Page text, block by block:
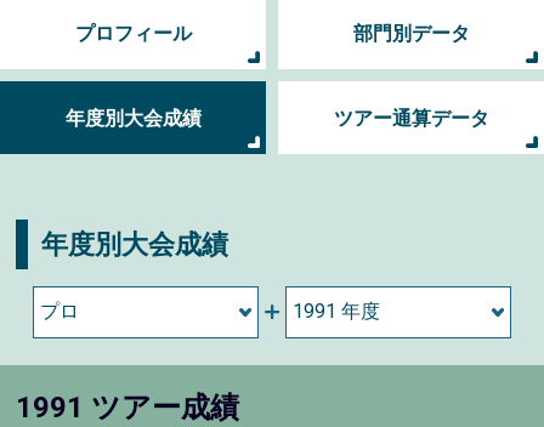
プロフィール 部門別データ
年度別大会成績 ツアー通算データ
年度別大会成績
1991 ツアー成績